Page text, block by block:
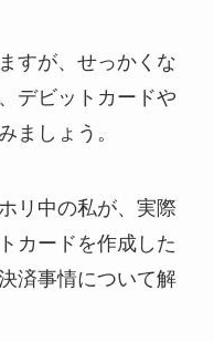
すが、せっかくな
デビットカードや
ましょう。
リ中の私が、実際
カードを作成した
済事情について解